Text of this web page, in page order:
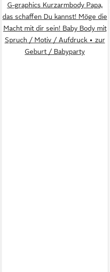
G-graphics Kurzarmbody Papa,
das schaffen Du kannst! Möge die
Macht mit dir sein! Baby Body mit
Spruch / Motiv / Aufdruck • zur
Geburt / Babyparty